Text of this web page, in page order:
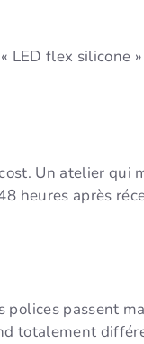
LED flex silicone
Un atelier qui
heures après
passent
totalement